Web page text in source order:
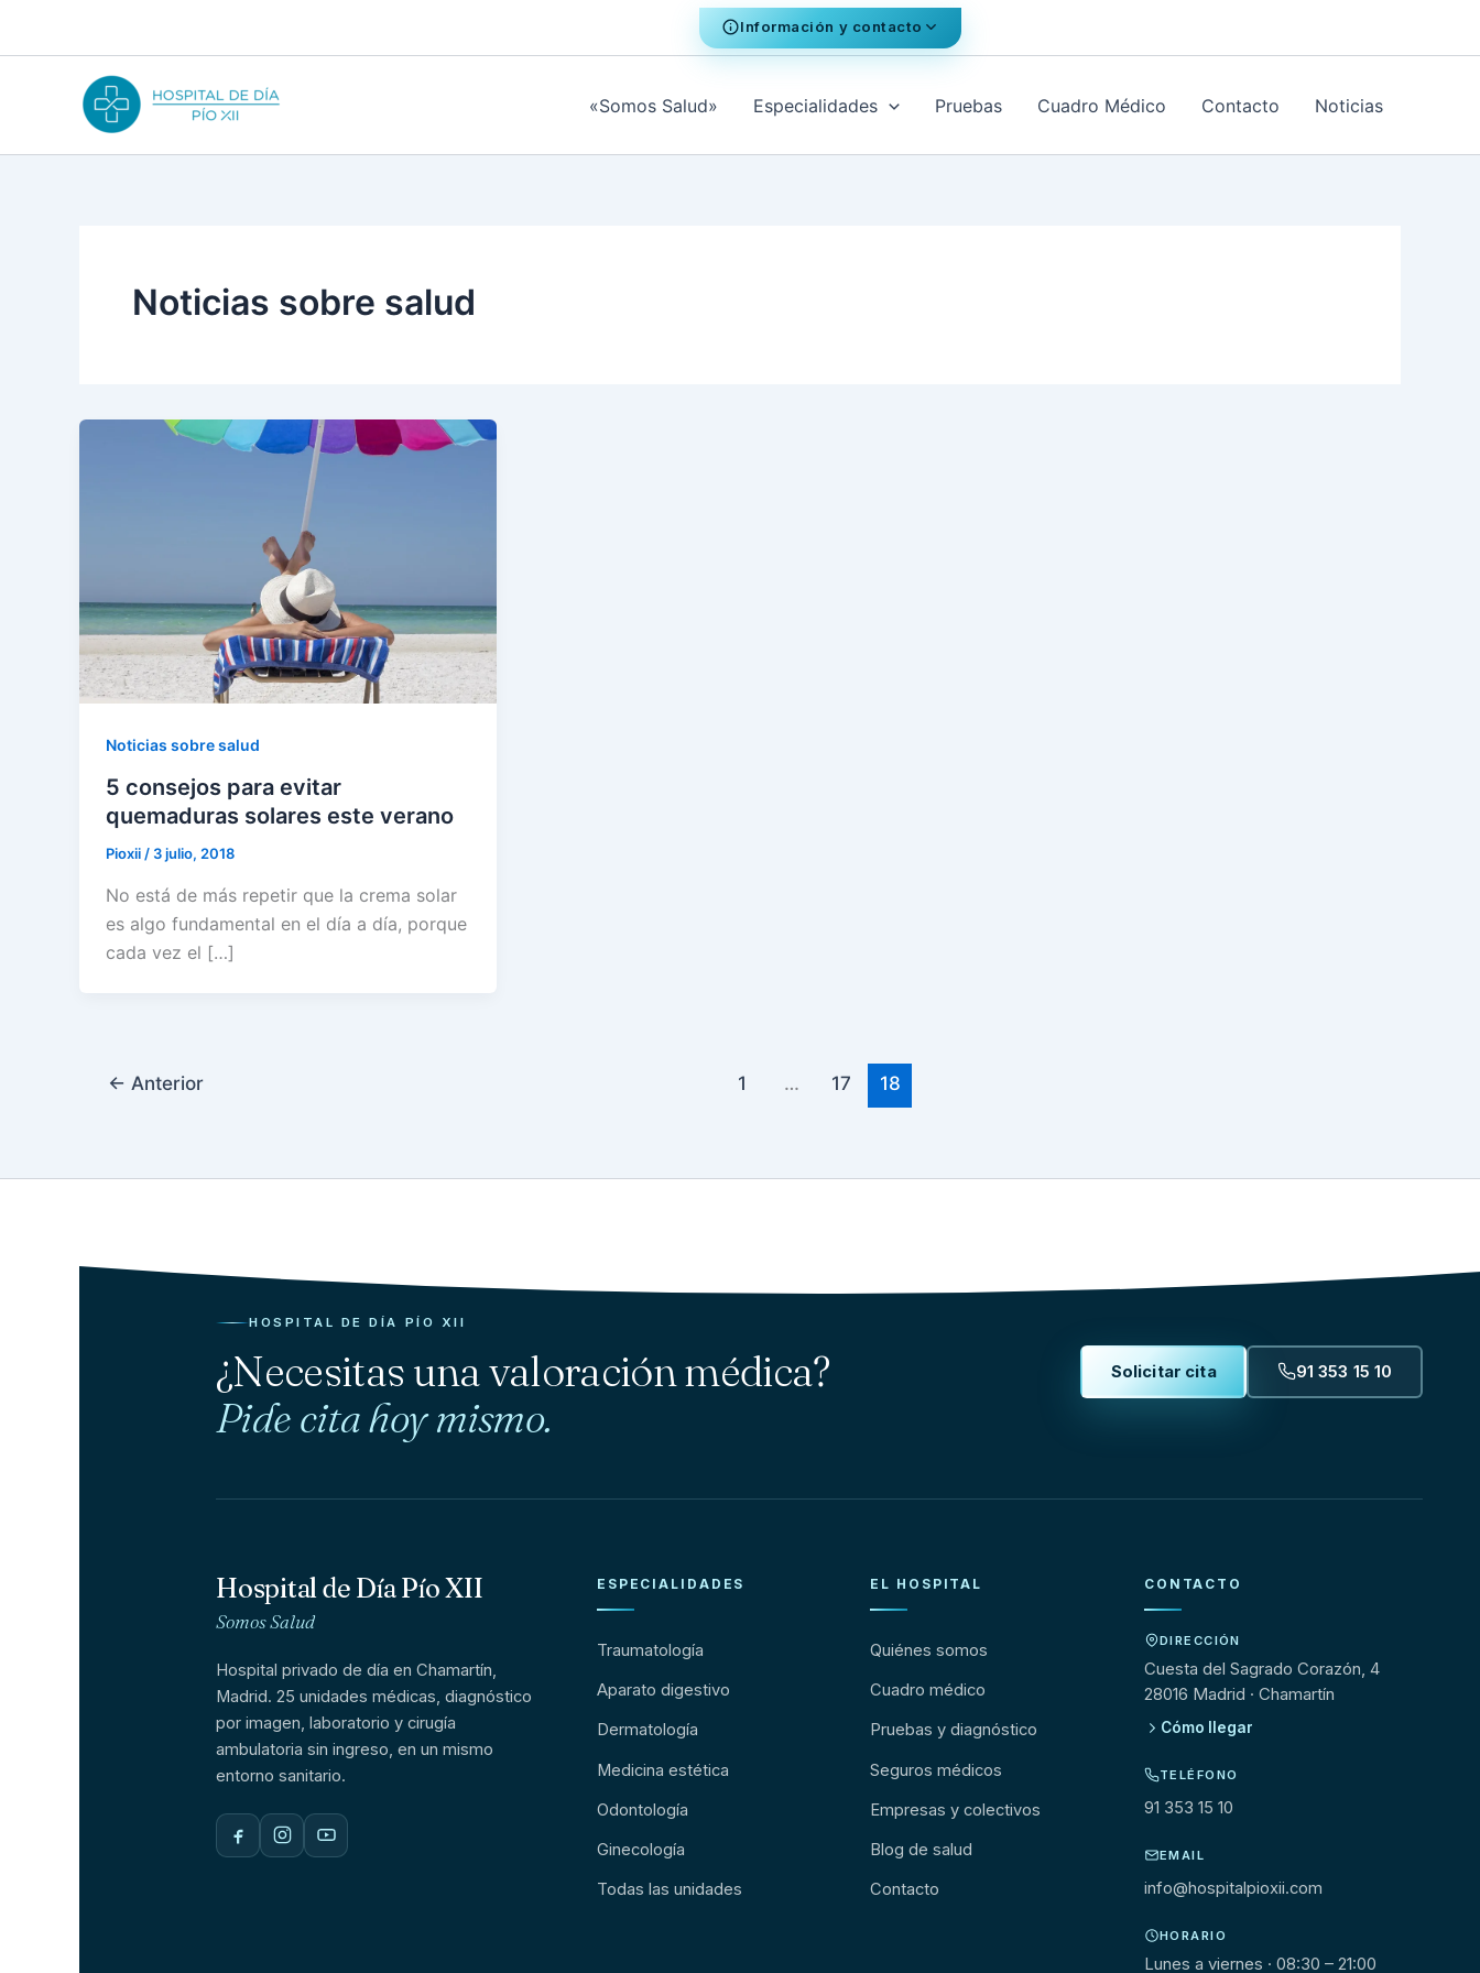
Información y contacto
«Somos Salud» Especialidades Pruebas Cuadro Médico Contacto Noticias
Noticias sobre salud
Noticias sobre salud
5 consejos para evitar
quemaduras solares este verano
Pioxii / 3 julio, 2018
No está de más repetir que la crema solar
es algo fundamental en el día a día, porque
cada vez el […]
← Anterior 1 … 17 18
HOSPITAL DE DÍA PÍO XII
¿Necesitas una valoración médica?
Pide cita hoy mismo.
Solicitar cita 91 353 15 10
Hospital de Día Pío XII
Somos Salud
Hospital privado de día en Chamartín,
Madrid. 25 unidades médicas, diagnóstico
por imagen, laboratorio y cirugía
ambulatoria sin ingreso, en un mismo
entorno sanitario.
ESPECIALIDADES
Traumatología
Aparato digestivo
Dermatología
Medicina estética
Odontología
Ginecología
Todas las unidades
EL HOSPITAL
Quiénes somos
Cuadro médico
Pruebas y diagnóstico
Seguros médicos
Empresas y colectivos
Blog de salud
Contacto
CONTACTO
DIRECCIÓN
Cuesta del Sagrado Corazón, 4
28016 Madrid · Chamartín
Cómo llegar
TELÉFONO
91 353 15 10
EMAIL
info@hospitalpioxii.com
HORARIO
Lunes a viernes · 08:30 – 21:00